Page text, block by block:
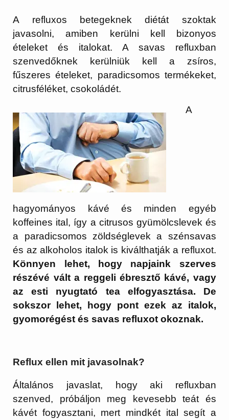
A refluxos betegeknek diétát szoktak
javasolni, amiben kerülni kell bizonyos
ételeket és italokat. A savas refluxban
szenvedőknek kerülniük kell a zsíros,
fűszeres ételeket, paradicsomos termékeket,
citrusféléket, csokoládét.
A
hagyományos kávé és minden egyéb
koffeines ital, így a citrusos gyümölcslevek és
a paradicsomos zöldséglevek a szénsavas
és az alkoholos italok is kiválthatják a refluxot.
Könnyen lehet, hogy napjaink szerves
részévé vált a reggeli ébresztő kávé, vagy
az esti nyugtató tea elfogyasztása. De
sokszor lehet, hogy pont ezek az italok,
gyomorégést és savas refluxot okoznak.
Reflux ellen mit javasolnak?
Általános javaslat, hogy aki refluxban
szenved, próbáljon meg kevesebb teát és
kávét fogyasztani, mert mindkét ital segít a